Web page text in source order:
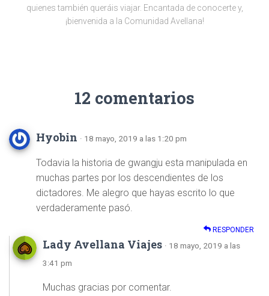
quienes también queráis viajar. Encantada de conocerte y,
¡bienvenida a la Comunidad Avellana!
12 comentarios
Hyobin · 18 mayo, 2019 a las 1:20 pm
Todavia la historia de gwangju esta manipulada en
muchas partes por los descendientes de los
dictadores. Me alegro que hayas escrito lo que
verdaderamente pasó.
RESPONDER
Lady Avellana Viajes · 18 mayo, 2019 a las
3:41 pm
Muchas gracias por comentar.